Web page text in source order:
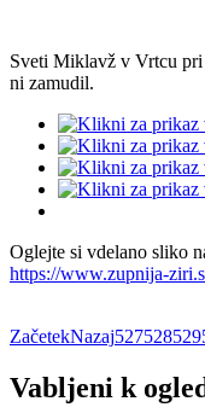
Sveti Miklavž v Vrtcu pri
ni zamudil.
Oglejte si vdelano sliko
https://www.zupnija-
ZačetekNazaj527528529
Vabljeni k